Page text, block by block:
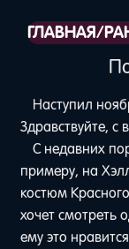
ГЛАВНАЯ/
Наступил
Здравствуйте, с
С недавних
примеру, на
костюм
хочет смотреть
ему это